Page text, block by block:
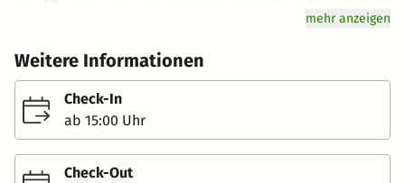
wie unsere Leistungen, so individuell sind unsere
Haupthaus, das Alte und Neue Gartenhaus befinden sich
auf einem parkähnlichen Grundstück. In unserem
Restaurant Titania und im Bistro CP1, welche sich im
Haupthaus befinden, verwöhnen wir Sie mit
kulinarischen Höhepunkten unserer frischen regionalen
Küche. In unserem 520qm großen Wellnessbereich
mehr anzeigen
Weitere Informationen
Check-In
ab 15:00 Uhr
Check-Out